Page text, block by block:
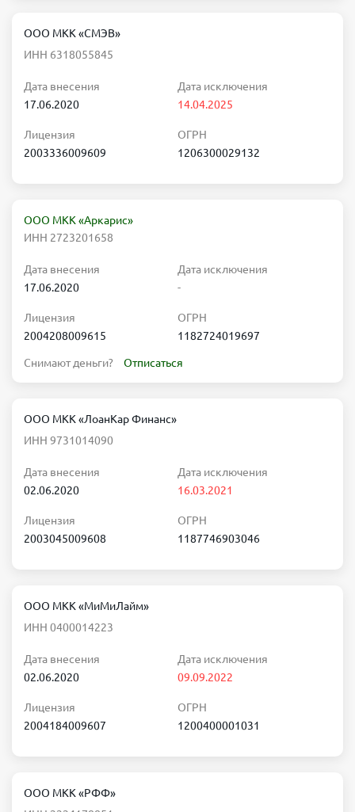
ООО МКК «СМЭВ»
ИНН 6318055845
Дата внесения
17.06.2020
Дата исключения
14.04.2025
Лицензия
2003336009609
ОГРН
1206300029132
ООО МКК «Аркарис»
ИНН 2723201658
Дата внесения
17.06.2020
Дата исключения
-
Лицензия
2004208009615
ОГРН
1182724019697
Снимают деньги? Отписаться
ООО МКК «ЛоанКар Финанс»
ИНН 9731014090
Дата внесения
02.06.2020
Дата исключения
16.03.2021
Лицензия
2003045009608
ОГРН
1187746903046
ООО МКК «МиМиЛайм»
ИНН 0400014223
Дата внесения
02.06.2020
Дата исключения
09.09.2022
Лицензия
2004184009607
ОГРН
1200400001031
ООО МКК «РФФ»